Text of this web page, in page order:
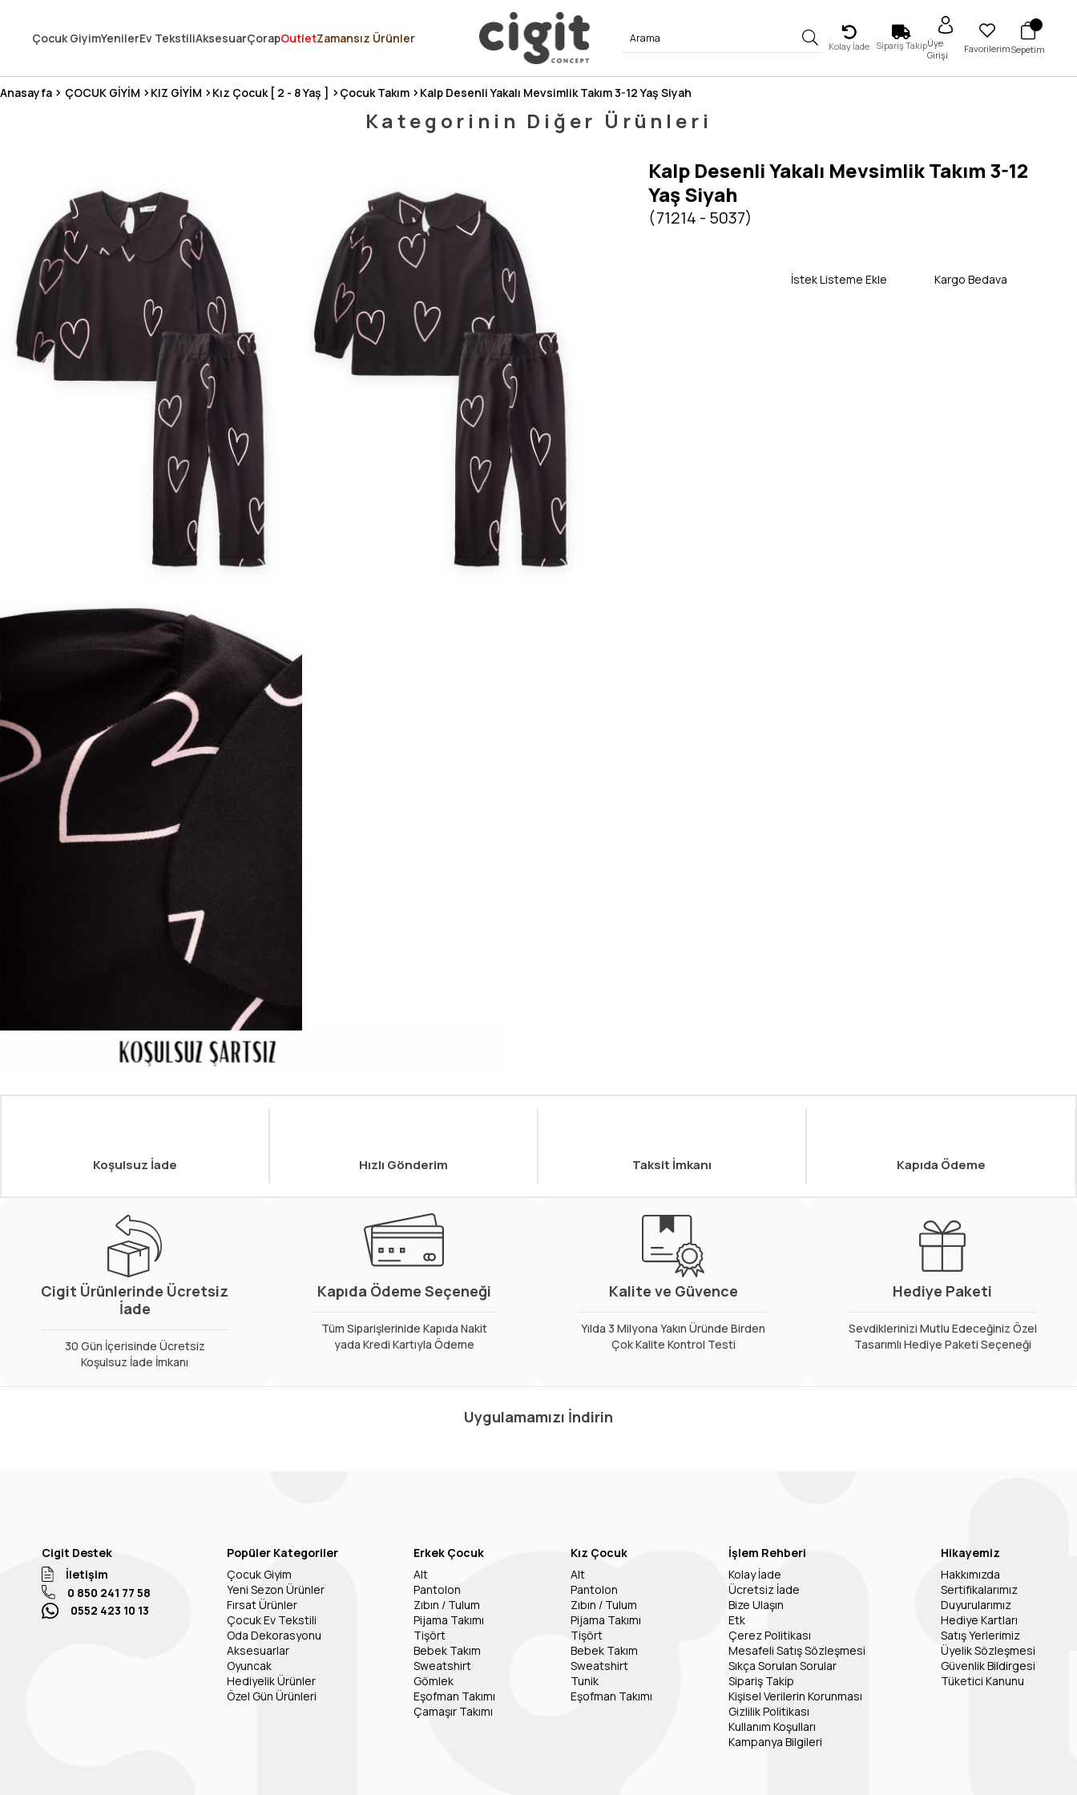
3 MİLYONDAN FAZLA MUTLU MÜŞTERİ ❤️ 10 MİLYON ÜRÜN
Çocuk GiyimYenilerEv TekstiliAksesuarÇorapOutletZamansız Ürünler
Kolay İade Sipariş TakipÜye
Girişi
FavorilerimSepetim
Anasayfa ÇOCUK GİYİM KIZ GİYİM Kız Çocuk [ 2 - 8 Yaş ] Çocuk Takım Kalp Desenli Yakalı Mevsimlik Takım 3-12 Yaş Siyah
Kategorinin Diğer Ürünleri
Kalp Desenli Yakalı Mevsimlik Takım 3-12
Yaş Siyah
(71214 - 5037)
İstek Listeme Ekle Kargo Bedava
Koşulsuz İade Hızlı Gönderim Taksit İmkanı Kapıda Ödeme
Cigit Ürünlerinde Ücretsiz
İade
30 Gün İçerisinde Ücretsiz
Koşulsuz İade İmkanı
Kapıda Ödeme Seçeneği
Tüm Siparişlerinide Kapıda Nakit
yada Kredi Kartıyla Ödeme
Kalite ve Güvence
Yılda 3 Milyona Yakın Üründe Birden
Çok Kalite Kontrol Testi
Hediye Paketi
Sevdiklerinizi Mutlu Edeceğiniz Özel
Tasarımlı Hediye Paketi Seçeneği
Uygulamamızı İndirin
Cigit Destek
İletişim
0 850 241 77 58
0552 423 10 13
Popüler Kategoriler
Çocuk Giyim
Yeni Sezon Ürünler
Fırsat Ürünler
Çocuk Ev Tekstili
Oda Dekorasyonu
Aksesuarlar
Oyuncak
Hediyelik Ürünler
Özel Gün Ürünleri
Erkek Çocuk
Alt
Pantolon
Zıbın / Tulum
Pijama Takımı
Tişört
Bebek Takım
Sweatshirt
Gömlek
Eşofman Takımı
Çamaşır Takımı
Kız Çocuk
Alt
Pantolon
Zıbın / Tulum
Pijama Takımı
Tişört
Bebek Takım
Sweatshirt
Tunik
Eşofman Takımı
İşlem Rehberi
Kolay İade
Ücretsiz İade
Bize Ulaşın
Etk
Çerez Politikası
Mesafeli Satış Sözleşmesi
Sıkça Sorulan Sorular
Sipariş Takip
Kişisel Verilerin Korunması
Gizlilik Politikası
Kullanım Koşulları
Kampanya Bilgileri
Hikayemiz
Hakkımızda
Sertifikalarımız
Duyurularımız
Hediye Kartları
Satış Yerlerimiz
Üyelik Sözleşmesi
Güvenlik Bildirgesi
Tüketici Kanunu